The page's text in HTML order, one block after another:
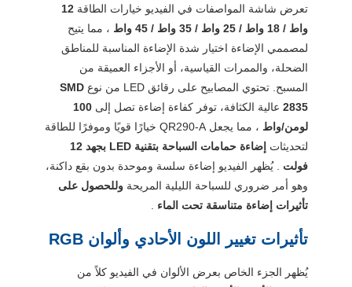
تعرض شاشة المواصفات في الفيديو خيارات الطاقة 12
واط / 18 واط / 25 واط / 35 واط / 45 واط
، مما يتيح
لمصممي الإضاءة اختيار شدة الإضاءة المناسبة للمناطق
الضحلة، والممرات القياسية، أو الأجزاء العميقة من
المسبح. تحتوي المصابيح على رقائق LED من نوع
SMD
2835 عالية الكثافة، توفر كفاءة إضاءة تصل إلى 100
لومن/واط
، مما يجعل QR290-A خيارًا قويًا وموفرًا للطاقة
لتحديثات
إضاءة حمامات السباحة بتقنية LED بجهد 12
فولت . يُظهر الفيديو إضاءة سلسة وموحدة بدون بقع داكنة،
وهو أمر ضروري للسباحة الليلية المريحة وللحصول على
تأثيرات إضاءة متناسقة تحت الماء
تأثيرات تغيير اللون الأحادي وألوان RGB
يُظهر الجزء الخاص بعرض الألوان في الفيديو كلاً من